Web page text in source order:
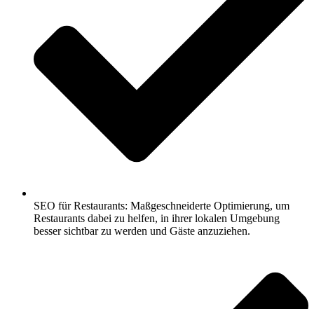
SEO für Restaurants: Maßgeschneiderte Optimierung, um
Restaurants dabei zu helfen, in ihrer lokalen Umgebung
besser sichtbar zu werden und Gäste anzuziehen.